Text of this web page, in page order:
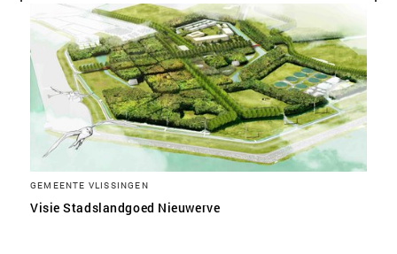
GEMEENTE VLISSINGEN
Visie Stadslandgoed Nieuwerve